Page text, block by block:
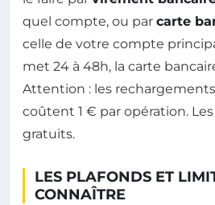
quel compte, ou par carte
celle de votre compte
met 24 à 48h, la carte
Attention : les
coûtent 1 € par opération.
gratuits.
LES PLAFONDS ET
CONNAÎTRE